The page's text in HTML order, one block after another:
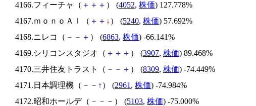
4166.フィーチャ（ ＋ ＋ ＋ ） (4052, 株価) 127.778%
4167.ｍｏｎｏＡＩ（ ＋ ＋ ↓ ） (5240, 株価) 57.692%
4168.ニレコ（ － － ＋ ） (6863, 株価) -66.141%
4169.シリコンスタジオ（ ＋ ＋ ＋ ） (3907, 株価) 89.468%
4170.三井住友トラスト（ － － ＋ ） (8309, 株価) -74.449%
4171.日本調理機（ － － ↑ ） (2961 , 株価) -74.984%
4172.昭和ホールデ（ － － － ） (5103, 株価) -75.000%